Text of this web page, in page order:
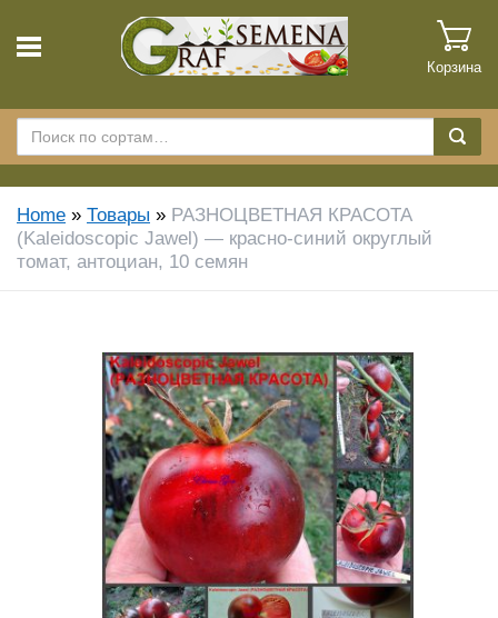
Корзина
Home » Товары » РАЗНОЦВЕТНАЯ КРАСОТА
(Kaleidoscopic Jawel) — красно-синий округлый
томат, антоциан, 10 семян